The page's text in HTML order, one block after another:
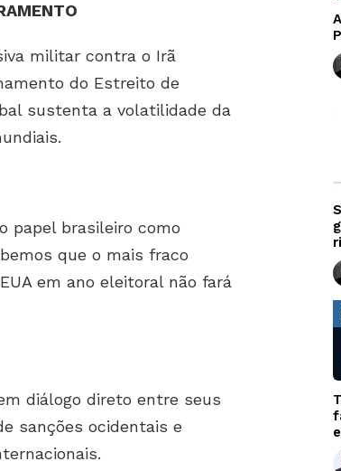
militar contra o Irã
do Estreito de
sustenta a volatilidade da
papel brasileiro como
que o mais fraco
em ano eleitoral não fará
diálogo direto entre seus
sanções ocidentais e